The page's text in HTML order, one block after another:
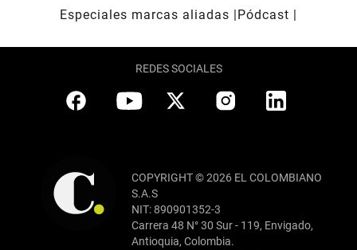
Especiales marcas aliadas
Pódcast
REDES SOCIALES
COPYRIGHT © 2026 EL COLOMBIANO
S.A.S
NIT: 890901352-3
Carrera 48 N° 30 Sur - 119, Envigado,
Antioquia, Colombia.